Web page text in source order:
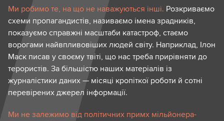
Ми робимо те, на що не наважуються інші. Розкриваємо
схеми пропагандистів, називаємо імена зрадників,
показуємо справжні масштаби катастроф, стаємо
ворогами найвпливовіших людей світу. Наприклад, Ілон
Маск писав у своєму твіті, що нас треба прирівняти до
терористів. За більшістю наших матеріалів із
журналістики даних — місяці кропіткої роботи й сотні
перевірених джерел інформації.
Ми не залежимо від політичних примх мільйонера-